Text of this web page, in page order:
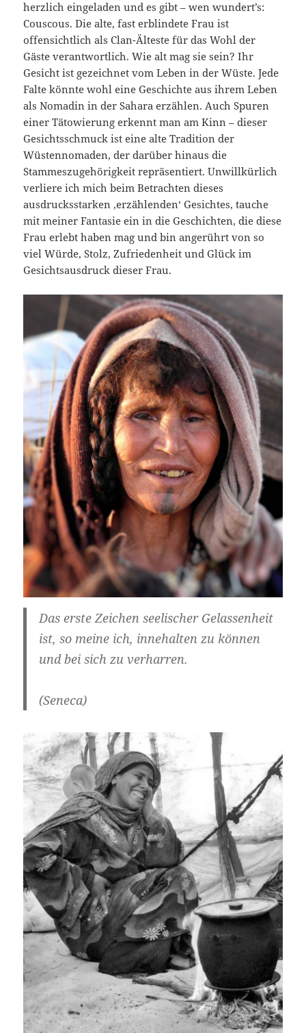
herzlich eingeladen und es gibt – wen wundert’s:
Couscous. Die alte, fast erblindete Frau ist
offensichtlich als Clan-Älteste für das Wohl der
Gäste verantwortlich. Wie alt mag sie sein? Ihr
Gesicht ist gezeichnet vom Leben in der Wüste. Jede
Falte könnte wohl eine Geschichte aus ihrem Leben
als Nomadin in der Sahara erzählen. Auch Spuren
einer Tätowierung erkennt man am Kinn – dieser
Gesichtsschmuck ist eine alte Tradition der
Wüstennomaden, der darüber hinaus die
Stammeszugehörigkeit repräsentiert. Unwillkürlich
verliere ich mich beim Betrachten dieses
ausdrucksstarken ‚erzählenden‘ Gesichtes, tauche
mit meiner Fantasie ein in die Geschichten, die diese
Frau erlebt haben mag und bin angerührt von so
viel Würde, Stolz, Zufriedenheit und Glück im
Gesichtsausdruck dieser Frau.
Das erste Zeichen seelischer Gelassenheit
ist, so meine ich, innehalten zu können
und bei sich zu verharren.
(Seneca)